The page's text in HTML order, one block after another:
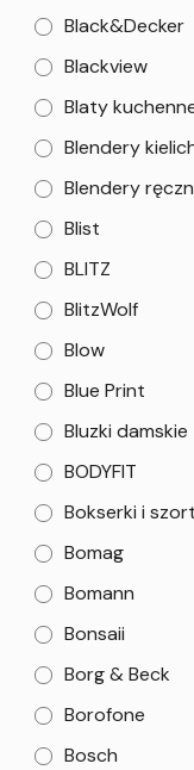
Black&Decker
Blackview
Blaty
Blendery
Blendery
Blist
BLITZ
BlitzWolf
Blow
Blue Print
Bluzki damskie
BODYFIT
Bokserki i
Bomag
Bomann
Bonsaii
Borg & Beck
Borofone
Bosch